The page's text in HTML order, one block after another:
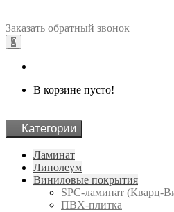
Заказать обратный звонок
0
В корзине пусто!
Категории
Ламинат
Линолеум
Виниловые покрытия
SPC-ламинат (Кварц-
ПВХ-плитка